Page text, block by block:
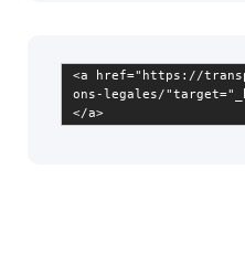
<a href="https://
ons-legales/
</a>